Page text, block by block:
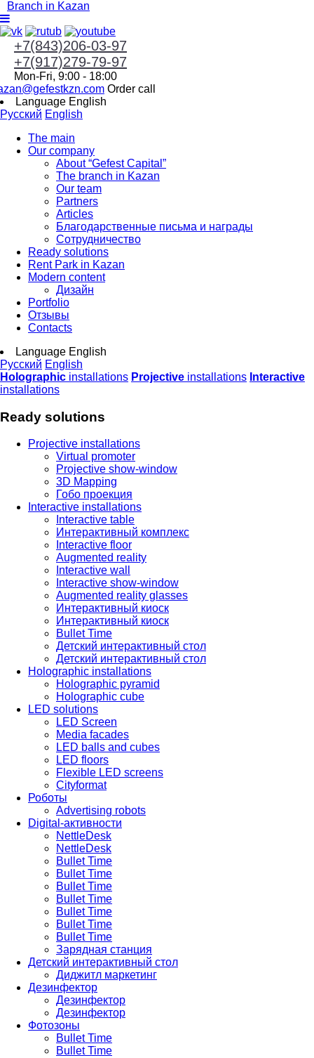
Branch in Kazan
+7(843)206-03-97
+7(917)279-79-97
Mon-Fri, 9:00 - 18:00
Order call
Language English
Русский English
The main
Our company
About “Gefest Capital”
The branch in Kazan
Our team
Partners
Articles
Благодарственные письма и награды
Сотрудничество
Ready solutions
Rent Park in Kazan
Modern content
Дизайн
Portfolio
Отзывы
Contacts
Language English
Русский English
Holographic installations Projective installations Interactive
installations
Ready solutions
Projective installations
Virtual promoter
Projective show-window
3D Mapping
Гобо проекция
Interactive installations
Interactive table
Интерактивный комплекс
Interactive floor
Augmented reality
Interactive wall
Interactive show-window
Augmented reality glasses
Интерактивный киоск
Интерактивный киоск
Bullet Time
Детский интерактивный стол
Детский интерактивный стол
Holographic installations
Holographic pyramid
Holographic cube
LED solutions
LED Screen
Media facades
LED balls and cubes
LED floors
Flexible LED screens
Cityformat
Роботы
Advertising robots
Digital-активности
NettleDesk
NettleDesk
Bullet Time
Bullet Time
Bullet Time
Bullet Time
Bullet Time
Bullet Time
Bullet Time
Зарядная станция
Детский интерактивный стол
Диджитл маркетинг
Дезинфектор
Дезинфектор
Дезинфектор
Фотозоны
Bullet Time
Bullet Time